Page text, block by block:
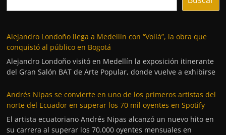
Alejandro Londoño llega a Medellín con “Voilà”, la obra que
conquistó al público en Bogotá
Alejandro Londoño visitó en Medellín la exposición itinerante
del Gran Salón BAT de Arte Popular, donde vuelve a exhibirse
Andrés Nipas se convierte en uno de los primeros artistas del
norte del Ecuador en superar los 70 mil oyentes en Spotify
El artista ecuatoriano Andrés Nipas alcanzó un nuevo hito en
su carrera al superar los 70.000 oyentes mensuales en